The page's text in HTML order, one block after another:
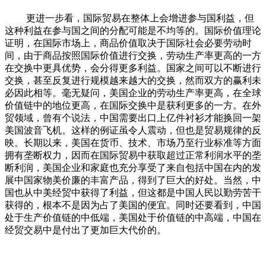
更进一步看，国际贸易在整体上会增进参与国利益，但
这种利益在参与国之间的分配可能是不均等的。国际价值理论
证明，在国际市场上，商品价值取决于国际社会必要劳动时
间，由于商品按照国际价值进行交换，劳动生产率更高的一方
在交换中更具优势，会分得更多利益。国家之间可以不断进行
交换，甚至反复进行规模越来越大的交换，然而双方的赢利未
必因此相等。毫无疑问，美国企业的劳动生产率更高，在全球
价值链中的地位更高，在国际交换中是获利更多的一方。在外
贸领域，曾有个说法，中国需要出口上亿件衬衫才能换回一架
美国波音飞机。这样的例证虽令人震动，但也是贸易规律的反
映。长期以来，美国在货币、技术、市场乃至行业标准等方面
拥有垄断权力，因而在国际贸易中获取超过正常利润水平的垄
断利润，美国企业和家庭也充分享受了来自包括中国在内的发
展中国家物美价廉的丰富产品，得到了巨大的好处。当然，中
国也从中美经贸中获得了利益，但这都是中国人民以勤劳苦干
获得的，根本不是因为占了美国的便宜。同时还要看到，中国
处于生产价值链的中低端，美国处于价值链的中高端，中国在
经贸交易中是付出了更加巨大代价的。